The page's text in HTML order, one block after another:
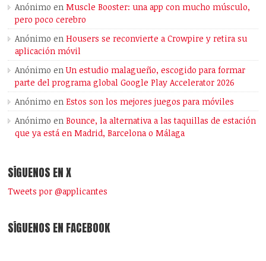
Anónimo enMuscle Booster: una app con mucho músculo,
pero poco cerebro
Anónimo enHousers se reconvierte a Crowpire y retira su
aplicación móvil
Anónimo enUn estudio malagueño, escogido para formar
parte del programa global Google Play Accelerator 2026
Anónimo enEstos son los mejores juegos para móviles
Anónimo enBounce, la alternativa a las taquillas de estación
que ya está en Madrid, Barcelona o Málaga
SÍGUENOS EN X
Tweets por @applicantes
SÍGUENOS EN FACEBOOK